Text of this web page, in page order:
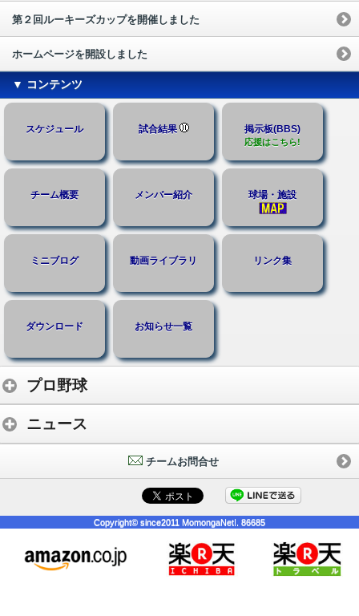
第２回ルーキーズカップを開催しました
ホームページを開設しました
▼ コンテンツ
スケジュール 試合結果 掲示板(BBS)
応援はこちら!
チーム概要 メンバー紹介 球場・施設
ミニブログ 動画ライブラリ リンク集
ダウンロード お知らせ一覧
プロ野球
ニュース
チームお問合せ
Copyright© since2011 MomongaNet!. 86685